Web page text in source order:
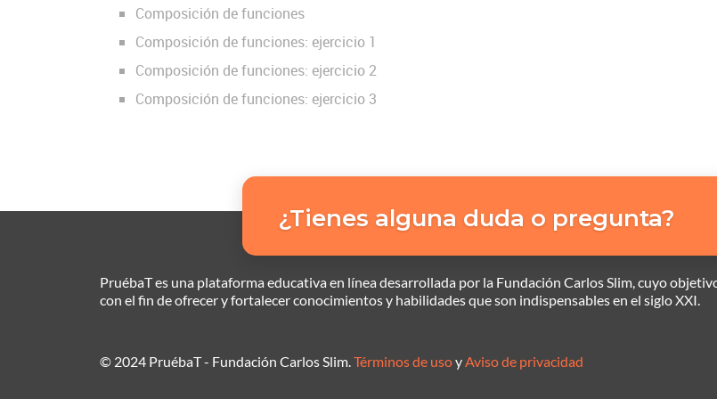
Composición de funciones
Composición de funciones: ejercicio 1
Composición de funciones: ejercicio 2
Composición de funciones: ejercicio 3
¿Tienes alguna duda o pregunta?
PruébaT es una plataforma educativa en línea desarrollada por la Fundación Carlos Slim, cuyo
con el fin de ofrecer y fortalecer conocimientos y habilidades que son indispensables en el siglo XXI.
© 2024 PruébaT - Fundación Carlos Slim.Términos de usoyAviso de privacidad